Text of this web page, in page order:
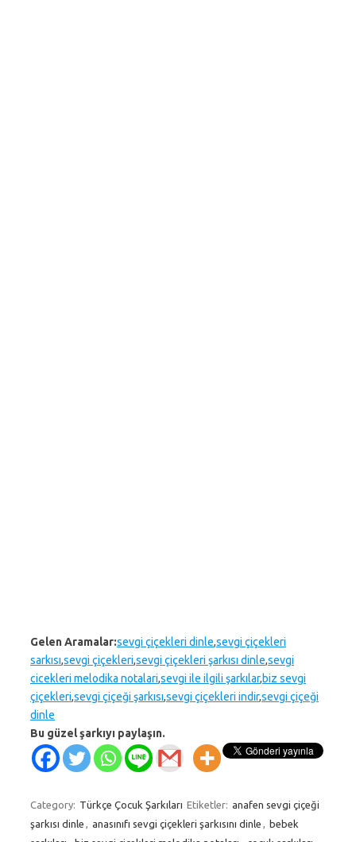
Gelen Aramalar:sevgi çiçekleri dinle,sevgi çiçekleri
sarkısı,sevgi çiçekleri,sevgi çiçekleri şarkısı dinle,sevgi
cicekleri melodika notalari,sevgi ile ilgili şarkılar,biz sevgi
çiçekleri,sevgi çiçeği şarkısı,sevgi çiçekleri indir,sevgi çiçeği
dinle
Bu güzel şarkıyı paylaşın.
Category: Türkçe Çocuk Şarkıları Etiketler: anafen sevgi çiçeği
şarkısı dinle , anasınıfı sevgi çiçekleri şarkısını dinle , bebek